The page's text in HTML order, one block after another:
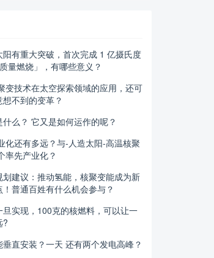
阳有重大突破，首次完成 1 亿摄氏度
量燃烧」，有哪些意义？
变技术在太空探索领域的应用，还可
不到的变革？
么？ 它又是如何运作的呢？
化还有多远？与-人造太阳-高温核聚
率先产业化？
划建议：推动氢能，核聚变能成为新
普通百姓有什么机会参与？
旦实现，100克的核燃料，可以让一
?
直安装？一天 还有两个发电高峰？